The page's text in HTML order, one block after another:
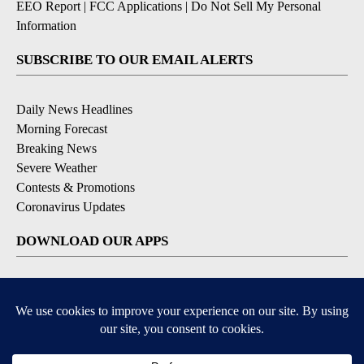
EEO Report | FCC Applications | Do Not Sell My Personal
Information
SUBSCRIBE TO OUR EMAIL ALERTS
Daily News Headlines
Morning Forecast
Breaking News
Severe Weather
Contests & Promotions
Coronavirus Updates
DOWNLOAD OUR APPS